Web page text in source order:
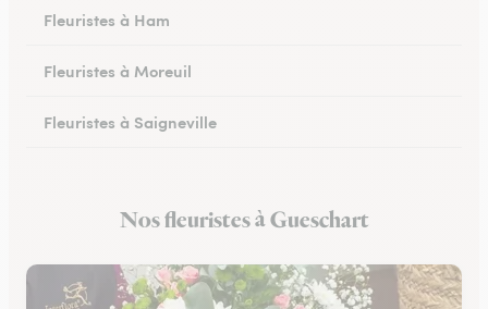
Fleuristes à Ham
Fleuristes à Moreuil
Fleuristes à Saigneville
Fleuristes à CorbieNos fleuristes à Gueschart